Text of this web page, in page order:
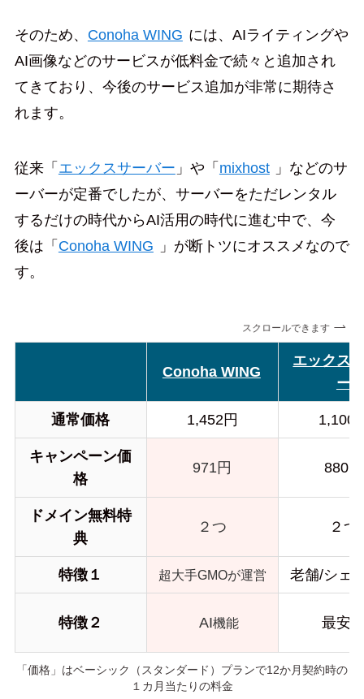
そのため、 Conoha WING には、AIライティングや
AI画像などのサービスが低料金で続々と追加され
てきており、今後のサービス追加が非常に期待さ
れます。
従来「 エックスサーバー 」や「 mixhost
」などのサ
ーバーが定番でしたが、サーバーをただレンタル
するだけの時代からAI活用の時代に進む中で、今
後は「 Conoha WING
」が断トツにオススメなので
す。
スクロールできます
Conoha WING
エックス
ー
通常価格 1,452円 1,100
キャンペーン価
格
971円 880円
ドメイン無料特
典
２つ ２つ
特徴１ 超大手GMOが運営 老舗/シェ
特徴２ AI機能 最安
「価格」はベーシック（スタンダード）プランで12か月契約時の
１カ月当たりの料金